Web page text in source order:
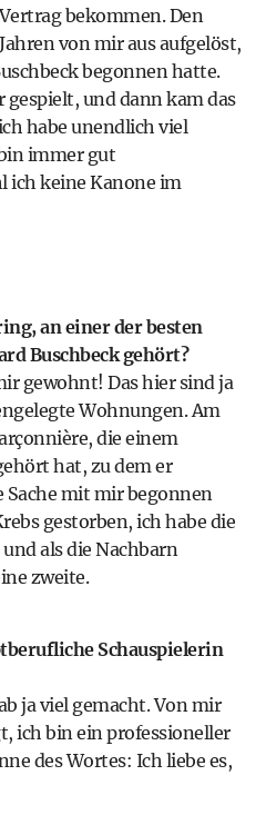
bekommen. Den
von mir aus aufgelöst,
begonnen hatte.
und dann kam das
habe unendlich viel
immer gut
ich keine Kanone im
an einer der besten
Buschbeck gehört?
gewohnt! Das hier sind ja
Wohnungen. Am
die einem
hat, zu dem er
Sache mit mir begonnen
gestorben, ich habe die
als die Nachbarn
zweite.
Schauspielerin
ja viel gemacht. Von mir
ich bin ein professioneller
des Wortes: Ich liebe es,